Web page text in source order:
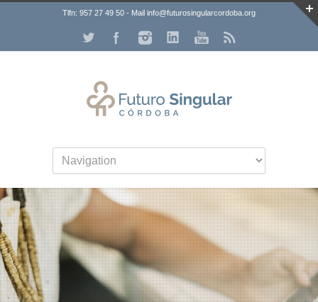
Tlfn: 957 27 49 50 - Mail info@futurosingularcordoba.org